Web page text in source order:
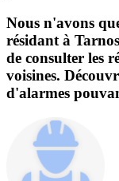
Nous n'avons
résidant à
de consulter les
voisines.
d'alarmes